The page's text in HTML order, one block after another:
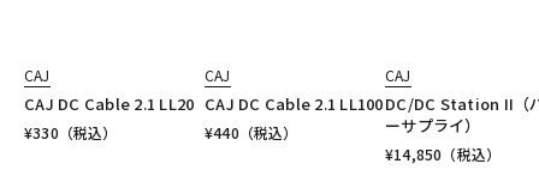
CAJ
CAJ DC Cable 2.1 LL20
¥330 （税込）
CAJ
CAJ DC Cable 2.1 LL100
¥440 （税込）
CAJ
DC/DC Station II（
ーサプライ）
¥14,850 （税込）